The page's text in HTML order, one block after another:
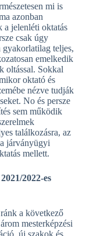
mi is
azonban
a jelenléti oktatás
csak úgy
teljes,
emelkedik
oltással. Sokkal
oktató és
nézve tudják
No és persze
sem működik
találkozásra, az
járványügyi
mellett.
2022-es
a következő
mesterképzési
új szakok és